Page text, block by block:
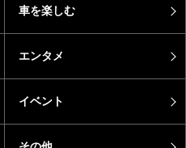
車を楽しむ
エンタメ
イベント